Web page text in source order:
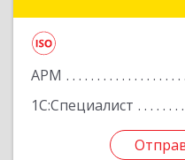
АРМ
1С:Специалист